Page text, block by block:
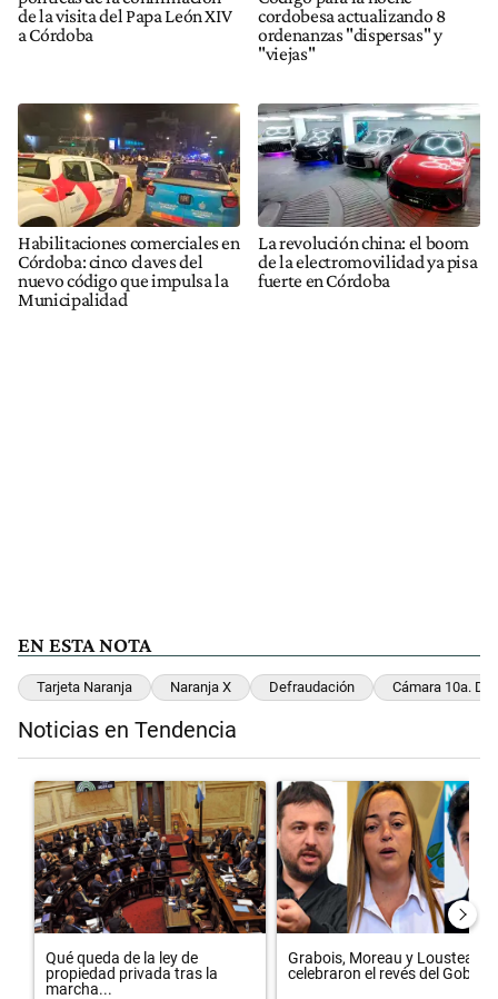
de la visita del Papa León XIV
a Córdoba
cordobesa actualizando 8
ordenanzas "dispersas" y
"viejas"
Habilitaciones comerciales en
Córdoba: cinco claves del
nuevo código que impulsa la
Municipalidad
La revolución china: el boom
de la electromovilidad ya pisa
fuerte en Córdoba
EN ESTA NOTA
Tarjeta Naranja Naranja X Defraudación Cámara 10a.
Noticias en Tendencia
Un artículo de tendencia con el título "Qué queda de la ley de
Qué queda de la ley de
propiedad privada tras la
marcha...
Un artículo de tendencia con el
Grabois, Moreau y Lousteau
celebraron el revés del Gobi...